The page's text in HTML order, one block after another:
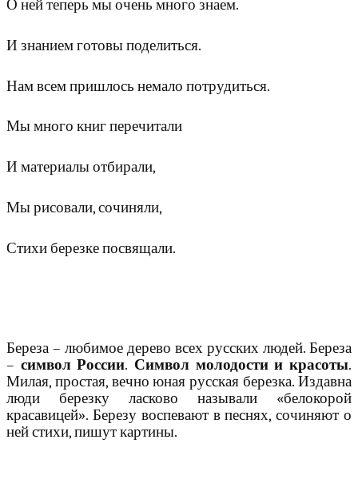
О ней теперь мы очень много знаем.
И знанием готовы поделиться.
Нам всем пришлось немало потрудиться.
Мы много книг перечитали
И материалы отбирали,
Мы рисовали, сочиняли,
Стихи березке посвящали.
Береза – любимое дерево всех русских людей. Береза
– символ России. Символ молодости и красоты.
Милая, простая, вечно юная русская березка. Издавна
люди березку ласково называли «белокорой
красавицей». Березу воспевают в песнях, сочиняют о
ней стихи, пишут картины.